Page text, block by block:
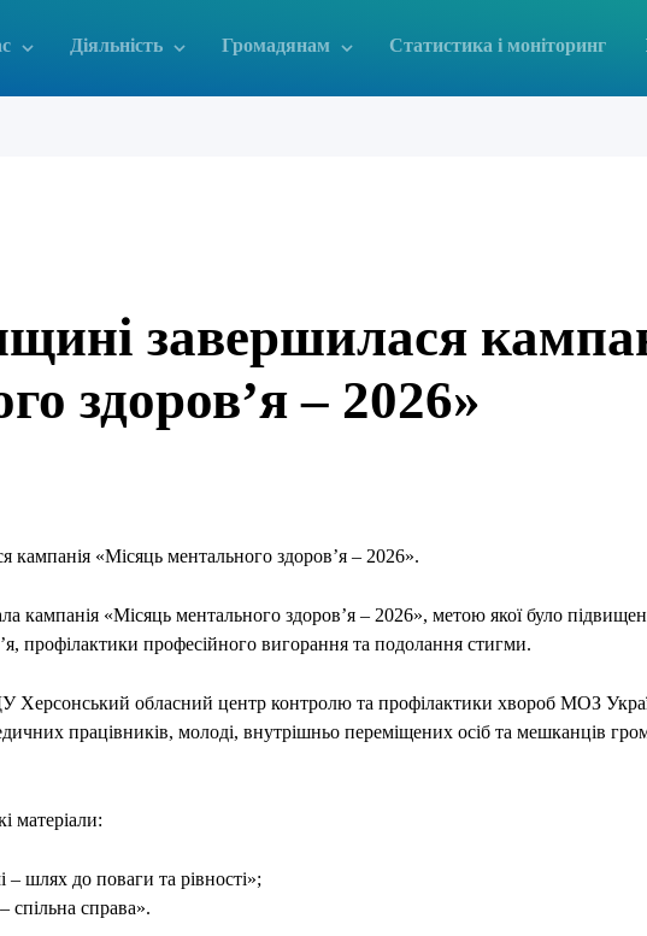
Діяльність Громадянам Статистика і моніторинг
завершилася
здоров’я – 2026»
«Місяць ментального здоров’я – 2026».
кампанія «Місяць ментального здоров’я – 2026», метою якої було
профілактики професійного вигорання та подолання стигми.
Херсонський обласний центр контролю та профілактики хвороб МОЗ
працівників, молоді, внутрішньо переміщених осіб та мешканців
матеріали:
– шлях до поваги та рівності»;
спільна справа».